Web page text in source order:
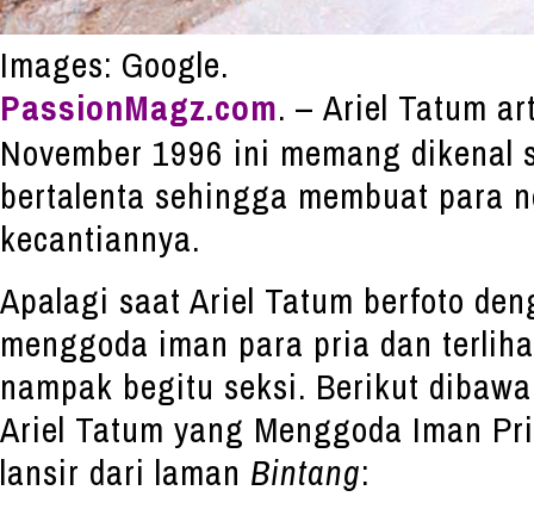
Images: Google.
PassionMagz.com. – Ariel Tatum
November 1996 ini memang dikenal
bertalenta sehingga membuat para
kecantiannya.
Apalagi saat Ariel Tatum berfoto
menggoda iman para pria dan
nampak begitu seksi. Berikut
Ariel Tatum yang Menggoda Iman
lansir dari laman Bintang: